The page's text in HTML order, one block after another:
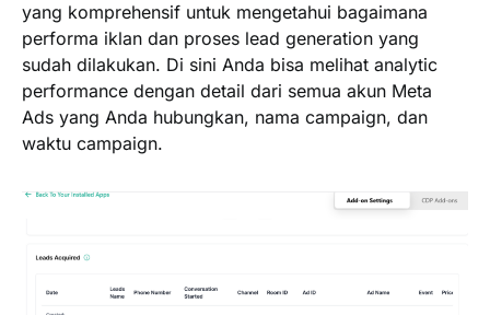
yang komprehensif untuk mengetahui bagaimana
performa iklan dan proses lead generation yang
sudah dilakukan. Di sini Anda bisa melihat analytic
performance dengan detail dari semua akun Meta
Ads yang Anda hubungkan, nama campaign, dan
waktu campaign.